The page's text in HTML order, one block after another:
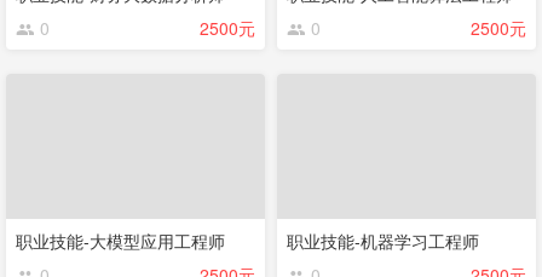
0
2500元
0
2500元
职业技能-大模型应用工程师
职业技能-机器学习工程师